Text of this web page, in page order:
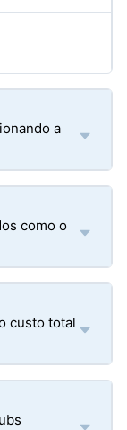
a
como o
custo total